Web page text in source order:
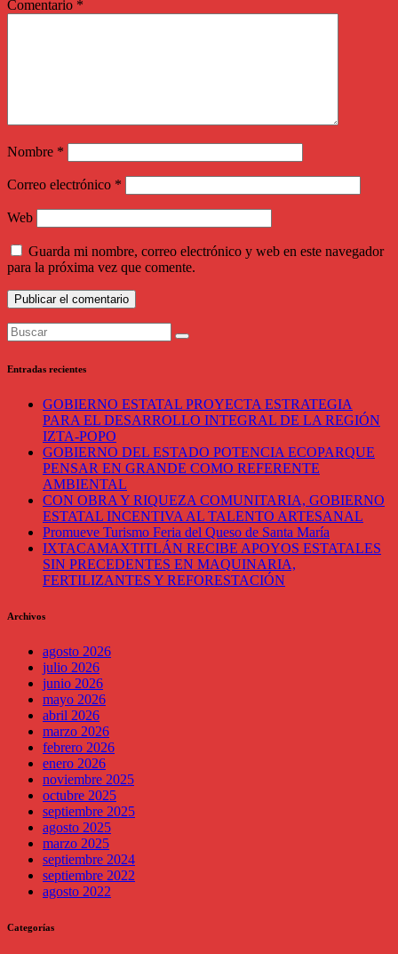
Comentario *
Nombre *
Correo electrónico *
Web
Guarda mi nombre, correo electrónico y web en este navegador
para la próxima vez que comente.
Entradas recientes
GOBIERNO ESTATAL PROYECTA ESTRATEGIA
PARA EL DESARROLLO INTEGRAL DE LA REGIÓN
IZTA-POPO
GOBIERNO DEL ESTADO POTENCIA ECOPARQUE
PENSAR EN GRANDE COMO REFERENTE
AMBIENTAL
CON OBRA Y RIQUEZA COMUNITARIA, GOBIERNO
ESTATAL INCENTIVA AL TALENTO ARTESANAL
Promueve Turismo Feria del Queso de Santa María
IXTACAMAXTITLÁN RECIBE APOYOS ESTATALES
SIN PRECEDENTES EN MAQUINARIA,
FERTILIZANTES Y REFORESTACIÓN
Archivos
agosto 2026
julio 2026
junio 2026
mayo 2026
abril 2026
marzo 2026
febrero 2026
enero 2026
noviembre 2025
octubre 2025
septiembre 2025
agosto 2025
marzo 2025
septiembre 2024
septiembre 2022
agosto 2022
Categorías